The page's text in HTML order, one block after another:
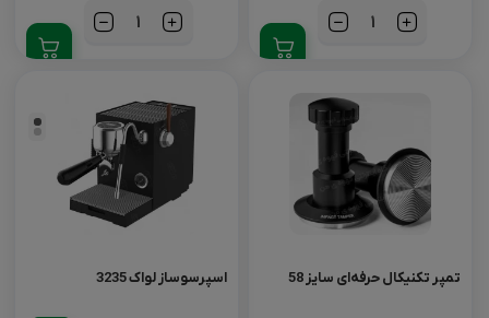
تعداد تعداد
تمپر تکنیکال حرفه‌ای سایز 58 اسپرسوساز لواک 3235